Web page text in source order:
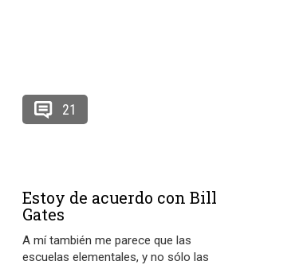
21
Estoy de acuerdo con Bill
Gates
A mí también me parece que las
escuelas elementales, y no sólo las